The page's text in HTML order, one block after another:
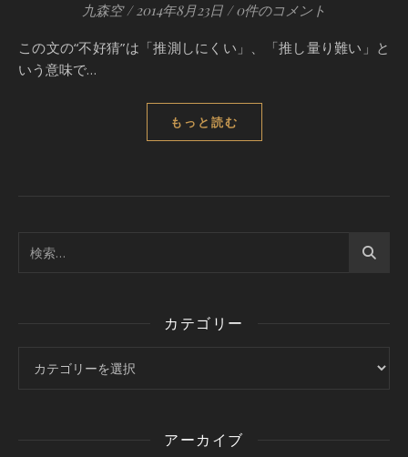
九森空 / 2014年8月23日 / 0件のコメント
この文の“不好猜”は「推測しにくい」、「推し量り難い」と
いう意味で…
もっと読む
カテゴリー
アーカイブ